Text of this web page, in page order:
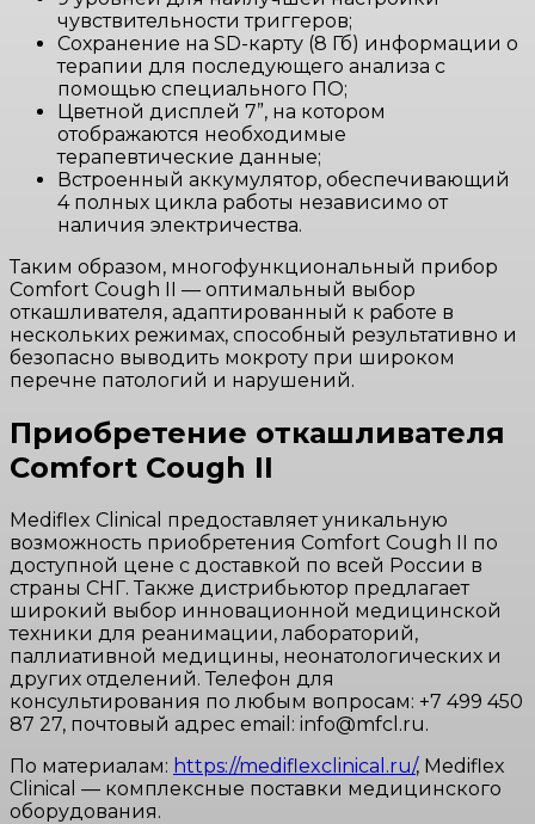
чувствительности триггеров;
Сохранение на SD-карту (8 Гб) информации о
терапии для последующего анализа с
помощью специального ПО;
Цветной дисплей 7”, на котором
отображаются необходимые
терапевтические данные;
Встроенный аккумулятор, обеспечивающий
4 полных цикла работы независимо от
наличия электричества.
Таким образом, многофункциональный прибор
Comfort Cough II — оптимальный выбор
откашливателя, адаптированный к работе в
нескольких режимах, способный результативно и
безопасно выводить мокроту при широком
перечне патологий и нарушений.
Приобретение откашливателя
Comfort Cough II
Mediflex Clinical предоставляет уникальную
возможность приобретения Comfort Cough II по
доступной цене с доставкой по всей России в
страны СНГ. Также дистрибьютор предлагает
широкий выбор инновационной медицинской
техники для реанимации, лабораторий,
паллиативной медицины, неонатологических и
других отделений. Телефон для
консультирования по любым вопросам: +7 499 450
87 27, почтовый адрес email: info@mfcl.ru.
По материалам: https://mediflexclinical.ru/, Mediflex
Clinical — комплексные поставки медицинского
оборудования.